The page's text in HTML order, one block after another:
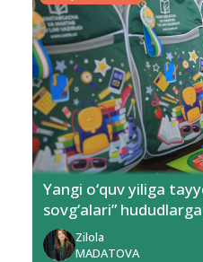
Yangi o‘quv yiliga
sovg‘alari”
Zilola
MADATOVA